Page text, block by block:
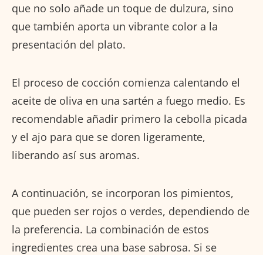
que no solo añade un toque de dulzura, sino
que también aporta un vibrante color a la
presentación del plato.
El proceso de cocción comienza calentando el
aceite de oliva en una sartén a fuego medio. Es
recomendable añadir primero la cebolla picada
y el ajo para que se doren ligeramente,
liberando así sus aromas.
A continuación, se incorporan los pimientos,
que pueden ser rojos o verdes, dependiendo de
la preferencia. La combinación de estos
ingredientes crea una base sabrosa. Si se